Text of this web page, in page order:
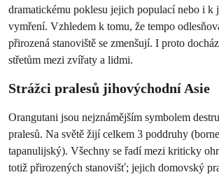
dramatickému poklesu jejich populací nebo i k
vymření. Vzhledem k tomu, že tempo
přirozená stanoviště se zmenšují. I proto
střetům mezi zvířaty a lidmi.
Strážci pralesů jihovýchodní Asie
Orangutani jsou nejznámějším symbolem
pralesů. Na světě žijí celkem 3 poddruhy
tapanulijský). Všechny se řadí mezi kriticky
totiž přirozených stanovišť; jejich domovský